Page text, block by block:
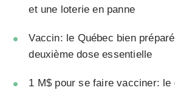
et une loterie en panne
Vaccin: le Québec bien
deuxième dose essentielle
1 M$ pour se faire vacciner: le